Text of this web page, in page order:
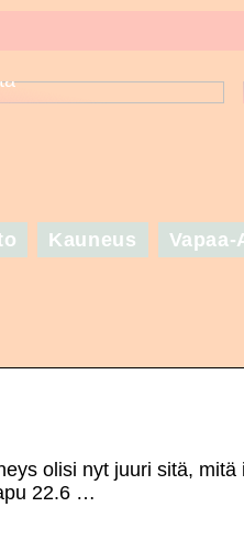
Kauneus Vapaa-
olisi nyt juuri sitä, mitä
22.6 …